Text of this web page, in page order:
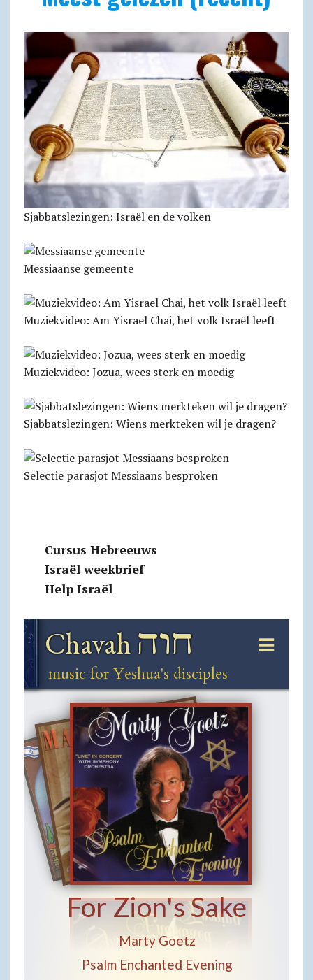
Sjabbatslezingen: Israël en de volken
Messiaanse gemeente
Muziekvideo: Am Yisrael Chai, het volk Israël leeft
Muziekvideo: Jozua, wees sterk en moedig
Sjabbatslezingen: Wiens merkteken wil je dragen?
Selectie parasjot Messiaans besproken
Cursus Hebreeuws
Israël weekbrief
Help Israël